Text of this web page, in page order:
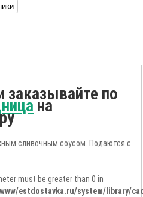
заказывайте по
на
сливочным соусом. Подаются с
must be greater than 0 in
estdostavka.ru/system/library/